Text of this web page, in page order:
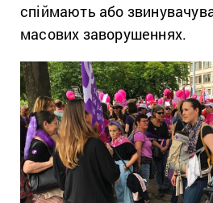
спіймають або
масових заворушеннях.